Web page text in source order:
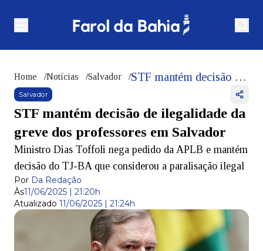
Home /Notícias /Salvador / STF mantém decisão de ilegalidade da greve dos professores em Salvador
Salvador
STF mantém decisão de ilegalidade da
greve dos professores em Salvador
Ministro Dias Toffoli nega pedido da APLB e mantém
decisão do TJ-BA que considerou a paralisação ilegal
Por Da Redação
Às11/06/2025 | 21:20h
Atualizado 11/06/2025 | 21:24h